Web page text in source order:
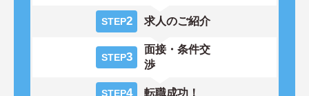
STEP2 求人のご紹介
STEP3
面接・条件交
渉
STEP4 転職成功！